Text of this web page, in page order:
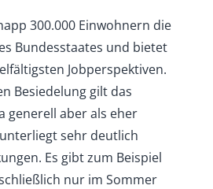
300.000 Einwohnern die
Bundesstaates und bietet
Jobperspektiven.
Besiedelung gilt das
generell aber als eher
sehr deutlich
Es gibt zum Beispiel
nur im Sommer